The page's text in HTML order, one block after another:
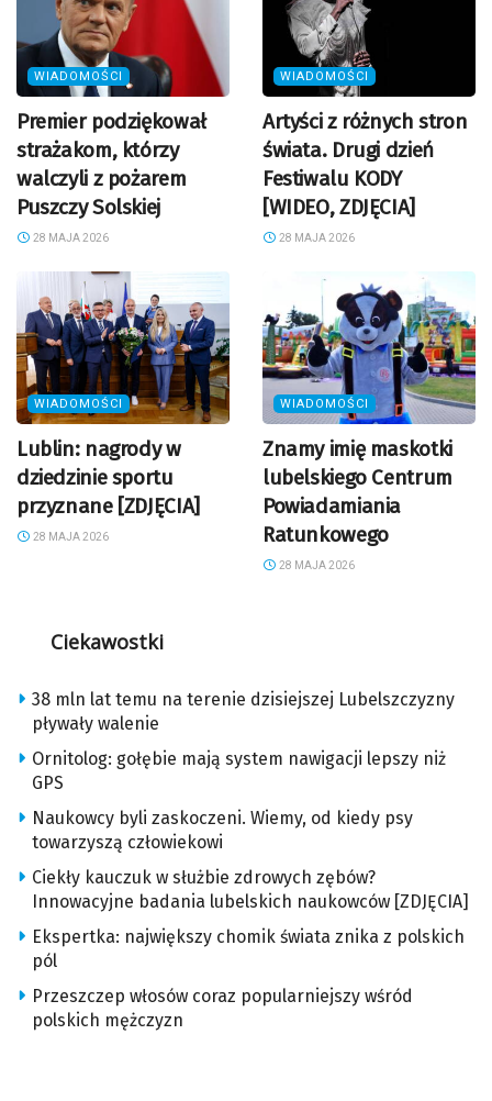
WIADOMOŚCI
Premier podziękował
strażakom, którzy
walczyli z pożarem
Puszczy Solskiej
28 MAJA 2026
WIADOMOŚCI
Artyści z różnych stron
świata. Drugi dzień
Festiwalu KODY
[WIDEO, ZDJĘCIA]
28 MAJA 2026
WIADOMOŚCI
Lublin: nagrody w
dziedzinie sportu
przyznane [ZDJĘCIA]
28 MAJA 2026
WIADOMOŚCI
Znamy imię maskotki
lubelskiego Centrum
Powiadamiania
Ratunkowego
28 MAJA 2026
Ciekawostki
38 mln lat temu na terenie dzisiejszej Lubelszczyzny
pływały walenie
Ornitolog: gołębie mają system nawigacji lepszy niż
GPS
Naukowcy byli zaskoczeni. Wiemy, od kiedy psy
towarzyszą człowiekowi
Ciekły kauczuk w służbie zdrowych zębów?
Innowacyjne badania lubelskich naukowców [ZDJĘCIA]
Ekspertka: największy chomik świata znika z polskich
pól
Przeszczep włosów coraz popularniejszy wśród
polskich mężczyzn